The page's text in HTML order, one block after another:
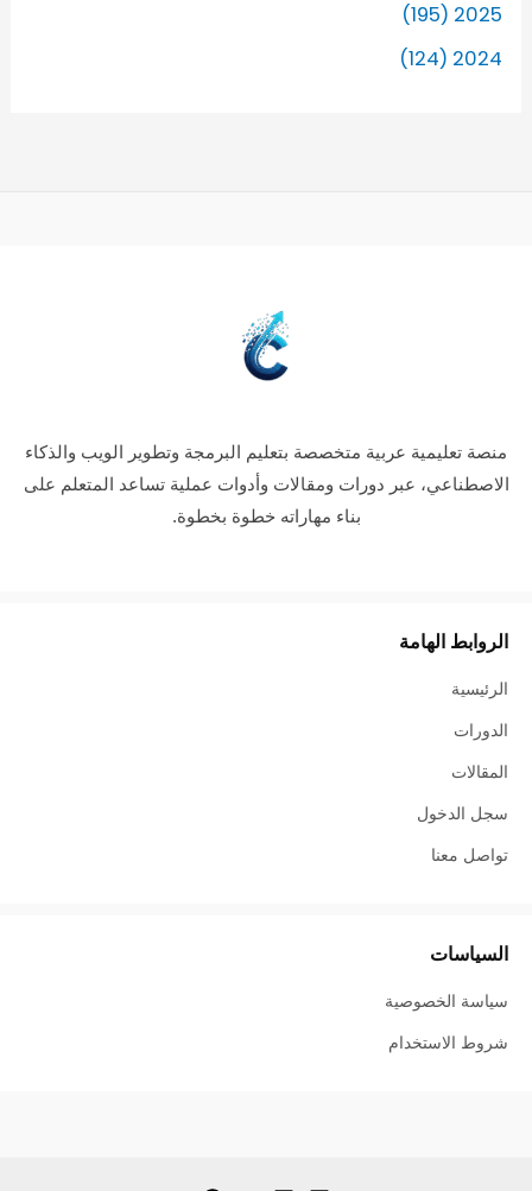
2025 (195)
2024 (124)
منصة تعليمية عربية متخصصة بتعليم البرمجة وتطوير الويب والذكاء
الاصطناعي، عبر دورات ومقالات وأدوات عملية تساعد المتعلم على
بناء مهاراته خطوة بخطوة.
الروابط الهامة
الرئيسية
الدورات
المقالات
سجل الدخول
تواصل معنا
السياسات
سياسة الخصوصية
شروط الاستخدام